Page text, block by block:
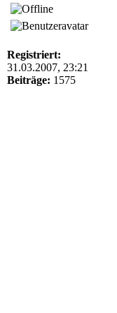
Registriert:
31.03.2007, 23:21
Beiträge: 1575